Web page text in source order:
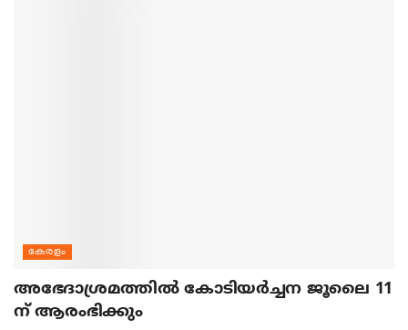
കേരളം
അഭേദാശ്രമത്തില്‍ കോടിയര്‍ച്ചന ജൂലൈ 11
ന് ആരംഭിക്കും